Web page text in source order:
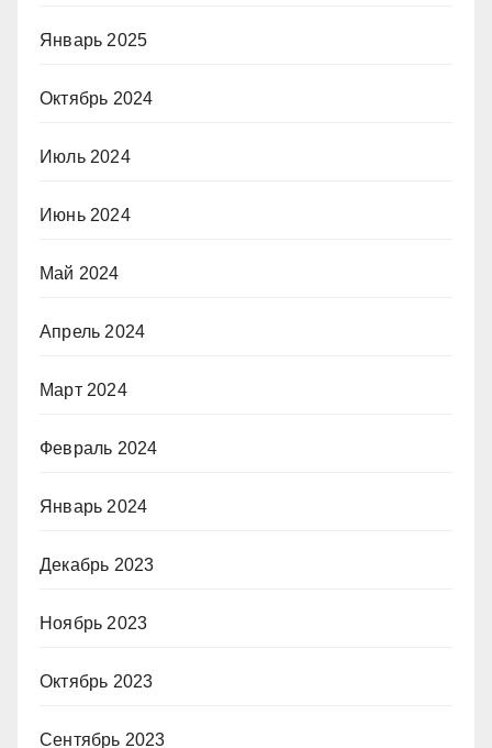
Январь 2025
Октябрь 2024
Июль 2024
Июнь 2024
Май 2024
Апрель 2024
Март 2024
Февраль 2024
Январь 2024
Декабрь 2023
Ноябрь 2023
Октябрь 2023
Сентябрь 2023